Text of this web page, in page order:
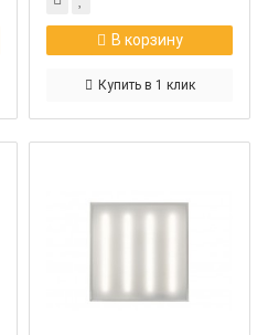
В корзину
Купить в 1 клик